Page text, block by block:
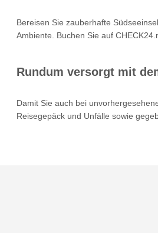
Bereisen Sie zauberhafte
Ambiente. Buchen Sie auf
Rundum versorgt mit
Damit Sie auch bei
Reisegepäck und Unfälle sowie